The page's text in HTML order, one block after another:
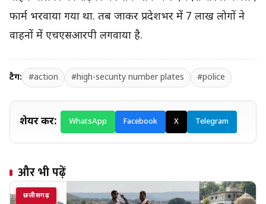
फार्म भरवाया गया था. तब जाकर प्रदेशभर में 7 लाख लोगों ने
वाहनों में एचएसआरपी लगवाया है.
टैग: #action #high-security number plates #police
शेयर करें: WhatsApp Facebook X Telegram
और भी पढ़ें
छत्तीसगढ़